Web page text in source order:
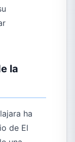
la
ha
de El